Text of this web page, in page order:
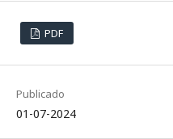
PDF
Publicado
01-07-2024